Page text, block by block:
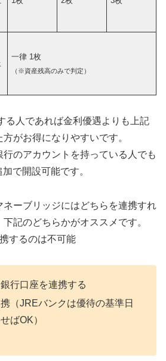
一律 1枚
（※資産残高のみで判定）
る人であれば金利優遇よりも上記
がお得になりやすいです。
行のアカウントを持っている人でも
で開設可能です。
ネーブリッジにはどちらを連携すれ
記のどちらかがオススメです。
するのは不可能
行口座を連携する
（JREバンクは優待の基準日
ばOK）